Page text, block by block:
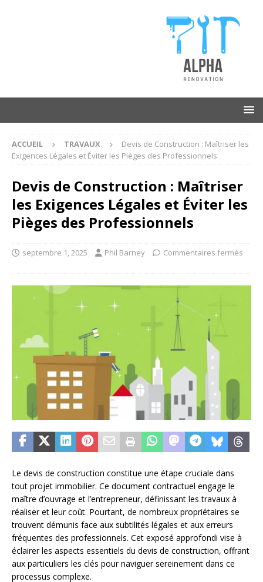
ACCUEIL TRAVAUX
Devis de Construction : Maîtriser les
Exigences Légales et Éviter les Pièges des Professionnels
Devis de Construction : Maîtriser
les Exigences Légales et Éviter les
Pièges des Professionnels
septembre 1, 2025 Phil Barney Commentaires fermés
Le devis de construction constitue une étape cruciale dans
tout projet immobilier. Ce document contractuel engage le
maître d’ouvrage et l’entrepreneur, définissant les travaux à
réaliser et leur coût. Pourtant, de nombreux propriétaires se
trouvent démunis face aux subtilités légales et aux erreurs
fréquentes des professionnels. Cet exposé approfondi vise à
éclairer les aspects essentiels du devis de construction, offrant
aux particuliers les clés pour naviguer sereinement dans ce
processus complexe.